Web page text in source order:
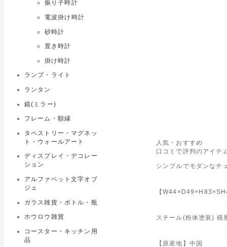
振り子時計
電波掛け時計
砂時計
置き時計
掛け時計
ランプ・ライト
ランタン
鏡(ミラー)
フレーム・額縁
タペストリー・マグネッ
ト・ウォールアート
ディスプレイ・デコレー
ション
アルファベット文字オブ
ジェ
ガラス雑貨・ボトル・瓶
ホウロウ雑貨
コースター・キッチン用
品
人気・おすすめ
口コミで評判のアイテ
シンプルでモダンなチ
【
スチール(粉体塗装) 積
【原産地】中国